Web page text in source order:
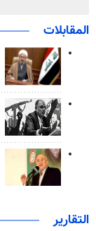
المقابلات
التقارير